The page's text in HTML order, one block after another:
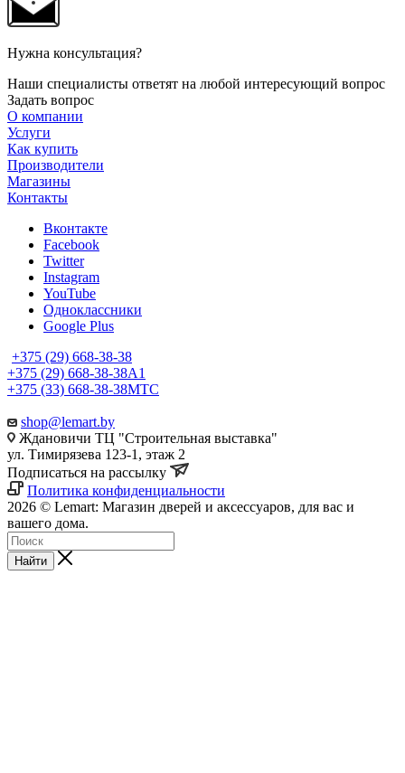
Нужна консультация?
Наши специалисты ответят на любой интересующий вопрос
Задать вопрос
О компании
Услуги
Как купить
Производители
Магазины
Контакты
Вконтакте
Facebook
Twitter
Instagram
YouTube
Одноклассники
Google Plus
+375 (29) 668-38-38
+375 (29) 668-38-38A1
+375 (33) 668-38-38МТС
shop@lemart.by
Ждановичи ТЦ "Строительная выставка"
ул. Тимирязева 123-1, этаж 2
Подписаться на рассылку
Политика конфиденциальности
2026 © Lemart: Магазин дверей и аксессуаров, для вас и
вашего дома.
Найти